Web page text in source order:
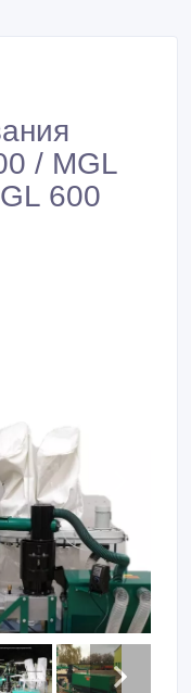
/ MGL
600